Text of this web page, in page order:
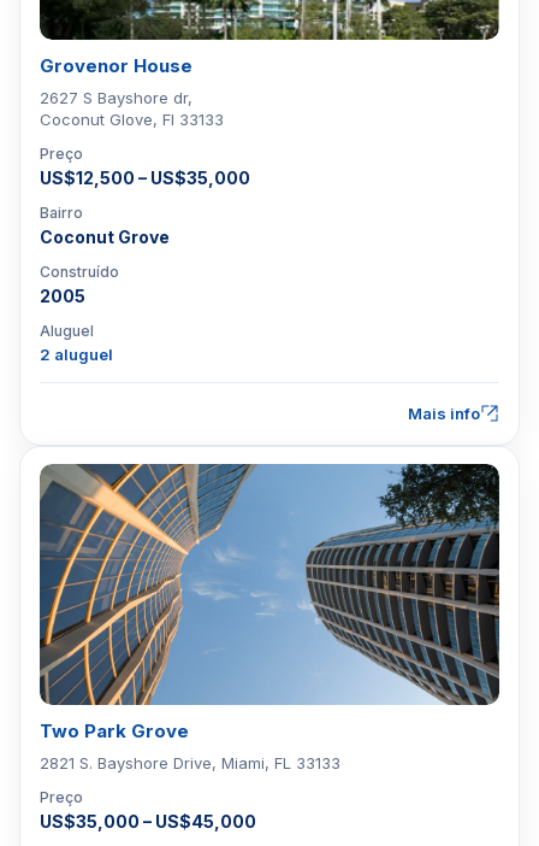
Grovenor House
2627 S Bayshore dr,
Coconut Glove, Fl 33133
Preço
US$12,500 – US$35,000
Bairro
Coconut Grove
Construído
2005
Aluguel
2 aluguel
Mais info
Two Park Grove
2821 S. Bayshore Drive, Miami, FL 33133
Preço
US$35,000 – US$45,000